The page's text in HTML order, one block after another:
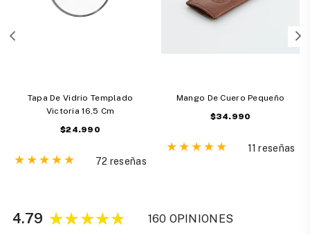
Tapa De Vidrio Templado
Victoria 16,5 Cm
Precio
$24.990
72 reseñas
Mango De Cuero Pequeño
Precio
$34.990
11 reseñas
4.79 160 OPINIONES